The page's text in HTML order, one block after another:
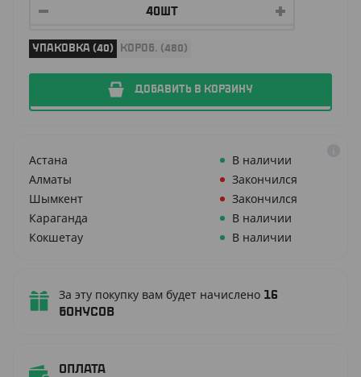
УПАКОВКА (40) КОРОБ. (480)
ДОБАВИТЬ В КОРЗИНУ
Астана
В наличии
Алматы
Закончился
Шымкент
Закончился
Караганда
В наличии
Кокшетау
В наличии
За эту покупку вам будет начислено 16
бонусов
Оплата